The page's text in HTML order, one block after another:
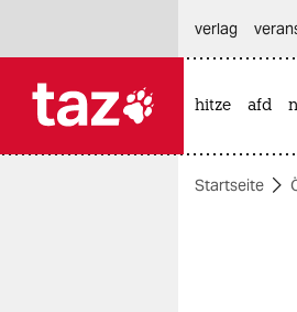
themen
verlag
hitze afd
Startseite